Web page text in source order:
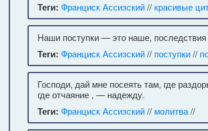
Теги: Франциск Ассизский// красивые
Наши поступки — это наше,
Теги: Франциск Ассизский// поступки//
Господи, дай мне посеять там, где
где отчаяние , — надежду.
Теги: Франциск Ассизский// молитва//